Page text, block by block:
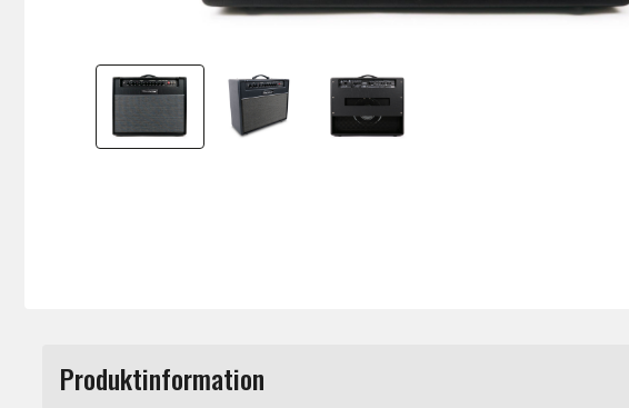
Produktinformation